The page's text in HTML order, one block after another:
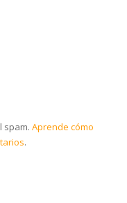
spam. Aprende cómo
.